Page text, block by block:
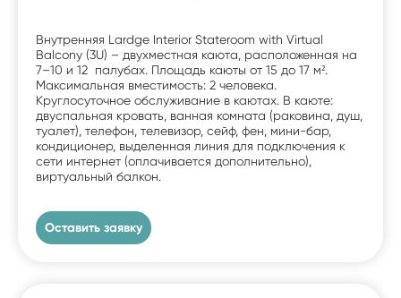
Внутренняя Lardge Interior Stateroom with Virtual
Balcony (3U) – двухместная каюта, расположенная на
7–10 и 12 палубах. Площадь каюты от 15 до 17 м².
Максимальная вместимость: 2 человека.
Круглосуточное обслуживание в каютах. В каюте:
двуспальная кровать, ванная комната (раковина, душ,
туалет), телефон, телевизор, сейф, фен, мини-бар,
кондиционер, выделенная линия для подключения к
сети интернет (оплачивается дополнительно),
виртуальный балкон.
Оставить заявку